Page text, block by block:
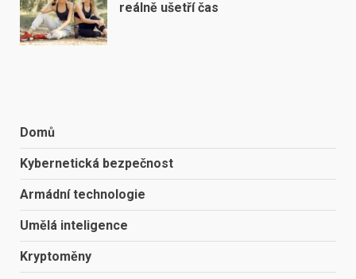
reálně ušetří čas
Domů
Kybernetická bezpečnost
Armádní technologie
Umělá inteligence
Kryptoměny